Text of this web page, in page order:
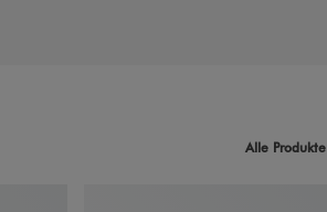
Alle Produkte